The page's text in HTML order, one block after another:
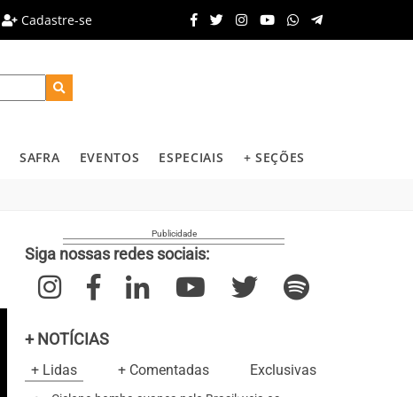
Cadastre-se
SAFRA EVENTOS ESPECIAIS + SEÇÕES
Siga nossas redes sociais:
+ NOTÍCIAS
+ Lidas + Comentadas Exclusivas